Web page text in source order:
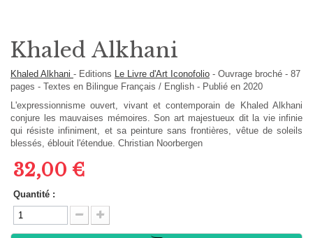
Khaled Alkhani
Khaled Alkhani - Editions Le Livre d'Art Iconofolio - Ouvrage broché - 87
pages - Textes en Bilingue Français / English - Publié en 2020
L'expressionnisme ouvert, vivant et contemporain de Khaled Alkhani
conjure les mauvaises mémoires. Son art majestueux dit la vie infinie
qui résiste infiniment, et sa peinture sans frontières, vêtue de soleils
blessés, éblouit l'étendue. Christian Noorbergen
32,00 €
Quantité :